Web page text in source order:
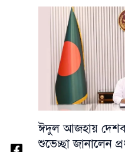
ঈদুল আজহায়
শুভেচ্ছা জানালেন